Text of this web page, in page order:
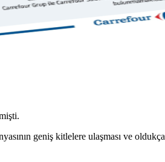
geniş kitlelere ulaşması ve